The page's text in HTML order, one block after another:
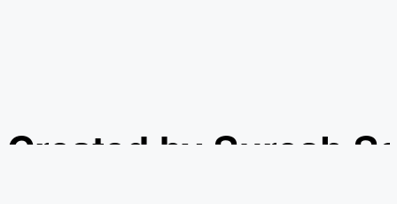
Created by Suresh